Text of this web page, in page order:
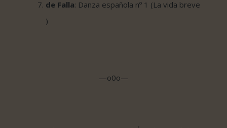
de Falla: Danza española nº 1 (La vida breve
)
—o0o—